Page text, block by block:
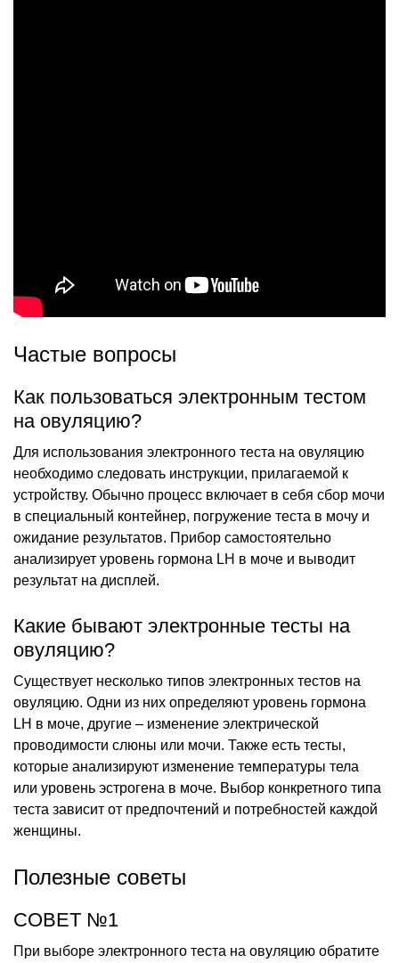
Частые вопросы
Как пользоваться электронным тестом
на овуляцию?
Для использования электронного теста на овуляцию
необходимо следовать инструкции, прилагаемой к
устройству. Обычно процесс включает в себя сбор мочи
в специальный контейнер, погружение теста в мочу и
ожидание результатов. Прибор самостоятельно
анализирует уровень гормона LH в моче и выводит
результат на дисплей.
Какие бывают электронные тесты на
овуляцию?
Существует несколько типов электронных тестов на
овуляцию. Одни из них определяют уровень гормона
LH в моче, другие – изменение электрической
проводимости слюны или мочи. Также есть тесты,
которые анализируют изменение температуры тела
или уровень эстрогена в моче. Выбор конкретного типа
теста зависит от предпочтений и потребностей каждой
женщины.
Полезные советы
СОВЕТ №1
При выборе электронного теста на овуляцию обратите